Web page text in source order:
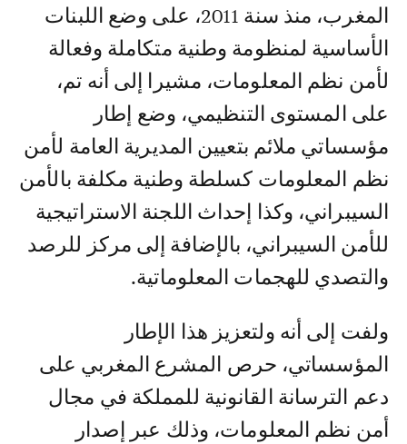
المغرب، منذ سنة 2011، على وضع اللبنات
الأساسية لمنظومة وطنية متكاملة وفعالة
لأمن نظم المعلومات، مشيرا إلى أنه تم،
على المستوى التنظيمي، وضع إطار
مؤسساتي ملائم بتعيين المديرية العامة لأمن
نظم المعلومات كسلطة وطنية مكلفة بالأمن
السيبراني، وكذا إحداث اللجنة الاستراتيجية
للأمن السيبراني، بالإضافة إلى مركز للرصد
والتصدي للهجمات المعلوماتية.
ولفت إلى أنه ولتعزيز هذا الإطار
المؤسساتي، حرص المشرع المغربي على
دعم الترسانة القانونية للمملكة في مجال
أمن نظم المعلومات، وذلك عبر إصدار